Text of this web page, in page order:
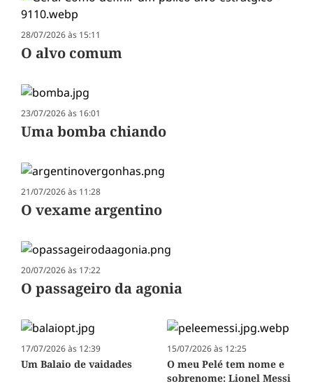
28/07/2026 às 15:11
O alvo comum
23/07/2026 às 16:01
Uma bomba chiando
21/07/2026 às 11:28
O vexame argentino
20/07/2026 às 17:22
O passageiro da agonia
17/07/2026 às 12:39
Um Balaio de vaidades
15/07/2026 às 12:25
O meu Pelé tem nome e
sobrenome: Lionel Messi